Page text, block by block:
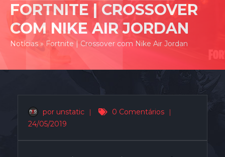
NOTICIAS
FORUMS
FORTNITE | CROSSOVER
COM NIKE AIR JORDAN
Notícias » Fortnite | Crossover com Nike Air Jordan
por unstatic | 0 Comentários
|
24/05/2019